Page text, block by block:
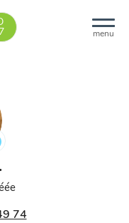
menu
74